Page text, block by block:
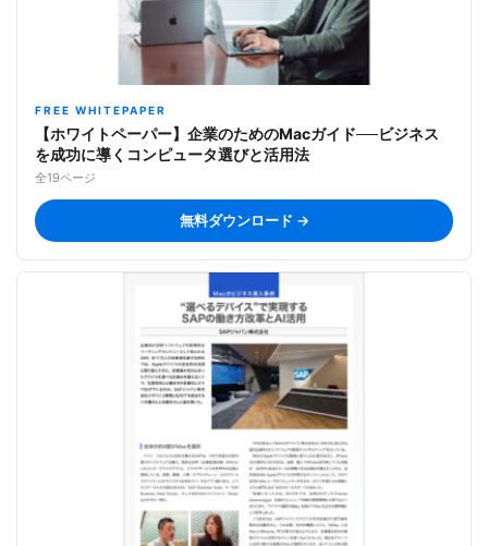
FREE WHITEPAPER
【ホワイトペーパー】企業のためのMacガイド──ビジネス
を成功に導くコンピュータ選びと活用法
全19ページ
無料ダウンロード →